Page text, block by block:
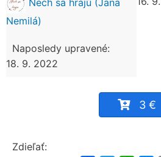
Nech sa hrajú (Jana
Nemilá)
Naposledy upravené:
18. 9. 2022
3 €
Zdieľať: